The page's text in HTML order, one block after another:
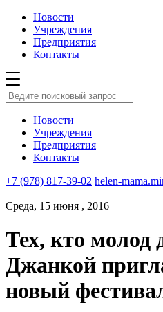
Новости
Учреждения
Предприятия
Контакты
Новости
Учреждения
Предприятия
Контакты
+7 (978) 817-39-02 helen-
Среда, 15 июня , 2016
Тех, кто молод
Джанкой
новый